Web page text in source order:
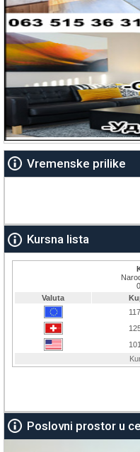
Vremenske prilike
Kursna lista
Poslovni prostor u